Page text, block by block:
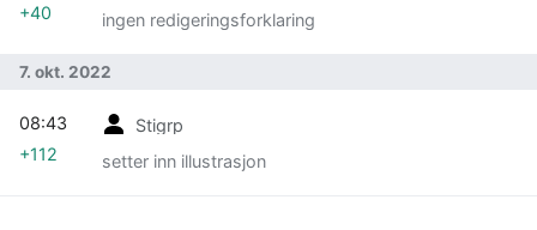
ingen redigeringsforklaring
+40
7. okt. 2022
Stigrp
setter inn illustrasjon
08:43
+112